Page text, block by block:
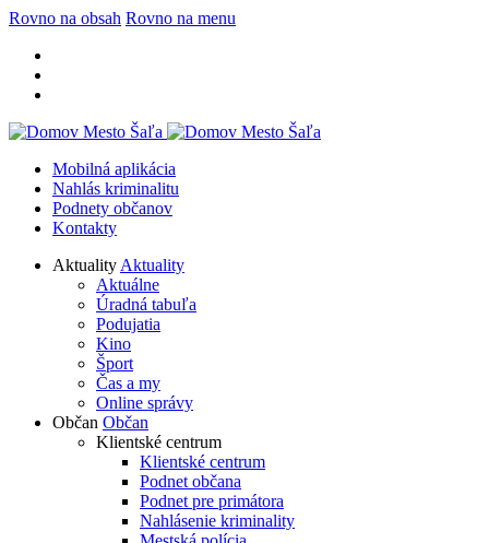
Rovno na obsah Rovno na menu
Mobilná aplikácia
Nahlás kriminalitu
Podnety občanov
Kontakty
Aktuality Aktuality
Aktuálne
Úradná tabuľa
Podujatia
Kino
Šport
Čas a my
Online správy
Občan Občan
Klientské centrum
Klientské centrum
Podnet občana
Podnet pre primátora
Nahlásenie kriminality